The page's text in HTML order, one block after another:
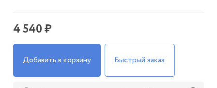
4 540 ₽
Добавить в корзину Быстрый заказ